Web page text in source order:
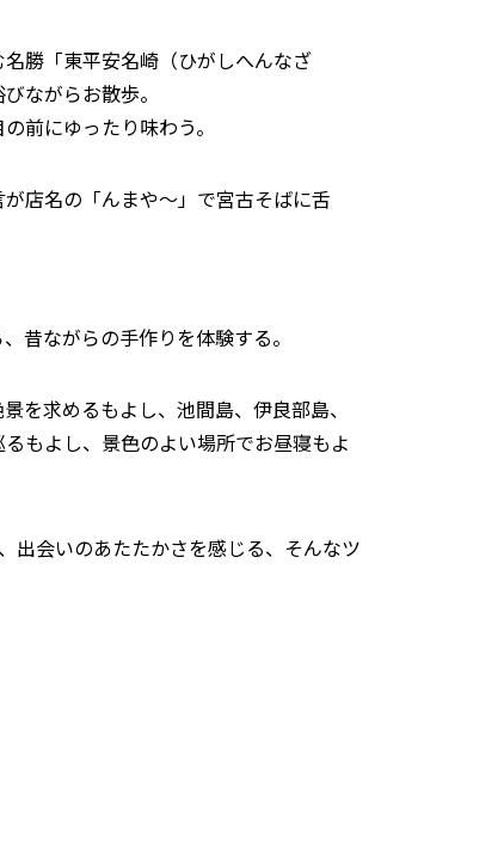
勝「東平安名崎（ひがしへんなざ
ながらお散歩。
前にゆったり味わう。
店名の「んまや～」で宮古そばに舌
昔ながらの手作りを体験する。
を求めるもよし、池間島、伊良部島、
もよし、景色のよい場所でお昼寝もよ
出会いのあたたかさを感じる、そんなツ